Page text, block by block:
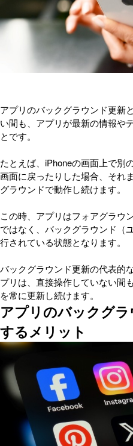
アプリのバックグラウンド更新
い間も、アプリが最新の情報や
とです。
たとえば、iPhoneの画面上で別
画面に戻ったりした場合、それ
グラウンドで動作し続けます。
この時、アプリはフォアグラウ
ではなく、バックグラウンド（
行されている状態となります。
バックグラウンド更新の代表的
プリは、直接操作していない間
を常に更新し続けます。
アプリのバックグ
するメリット